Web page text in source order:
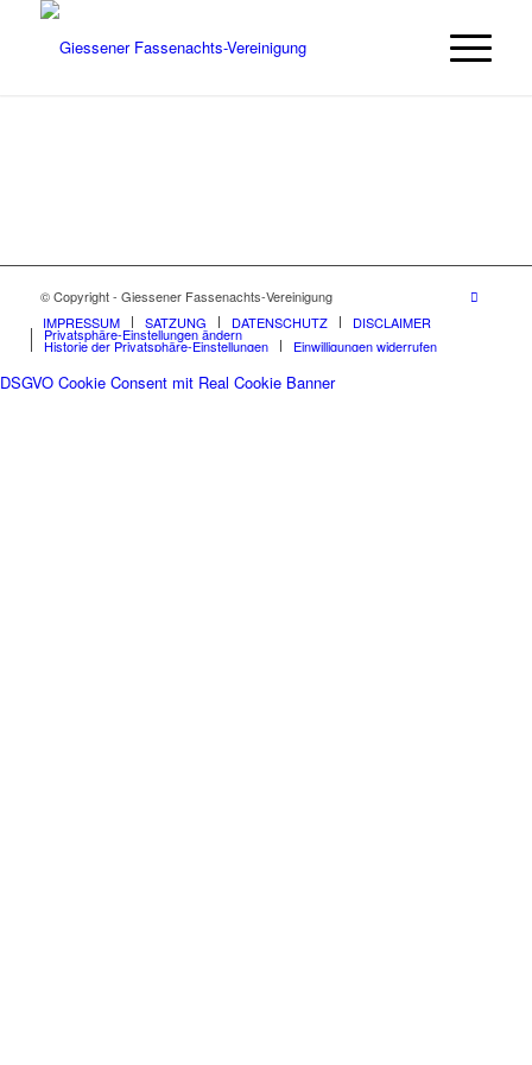
© Copyright - Giessener Fassenachts-Vereinigung
IMPRESSUM
SATZUNG DATENSCHUTZ DISCLAIMER
Privatsphäre-Einstellungen ändern
Historie der Privatsphäre-Einstellungen Einwilligungen widerrufen
DSGVO Cookie Consent mit Real Cookie Banner